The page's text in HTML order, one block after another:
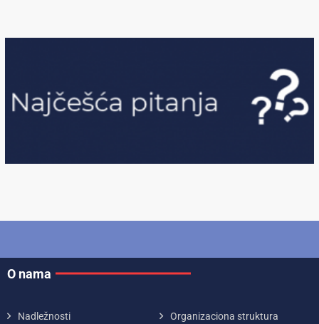
O nama
Nadležnosti Organizaciona struktura